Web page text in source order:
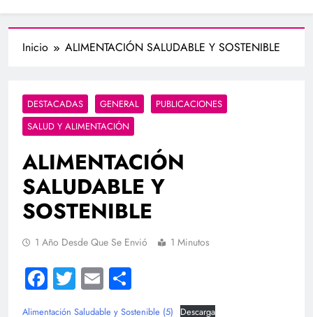
Inicio ALIMENTACIÓN SALUDABLE Y SOSTENIBLE
DESTACADAS GENERAL
PUBLICACIONES
SALUD Y ALIMENTACIÓN
ALIMENTACIÓN
SALUDABLE Y
SOSTENIBLE
1 Año Desde Que Se Envió 1 Minutos
Facebook
Twitter
Email
Alimentación Saludable y Sostenible (5) Descarga